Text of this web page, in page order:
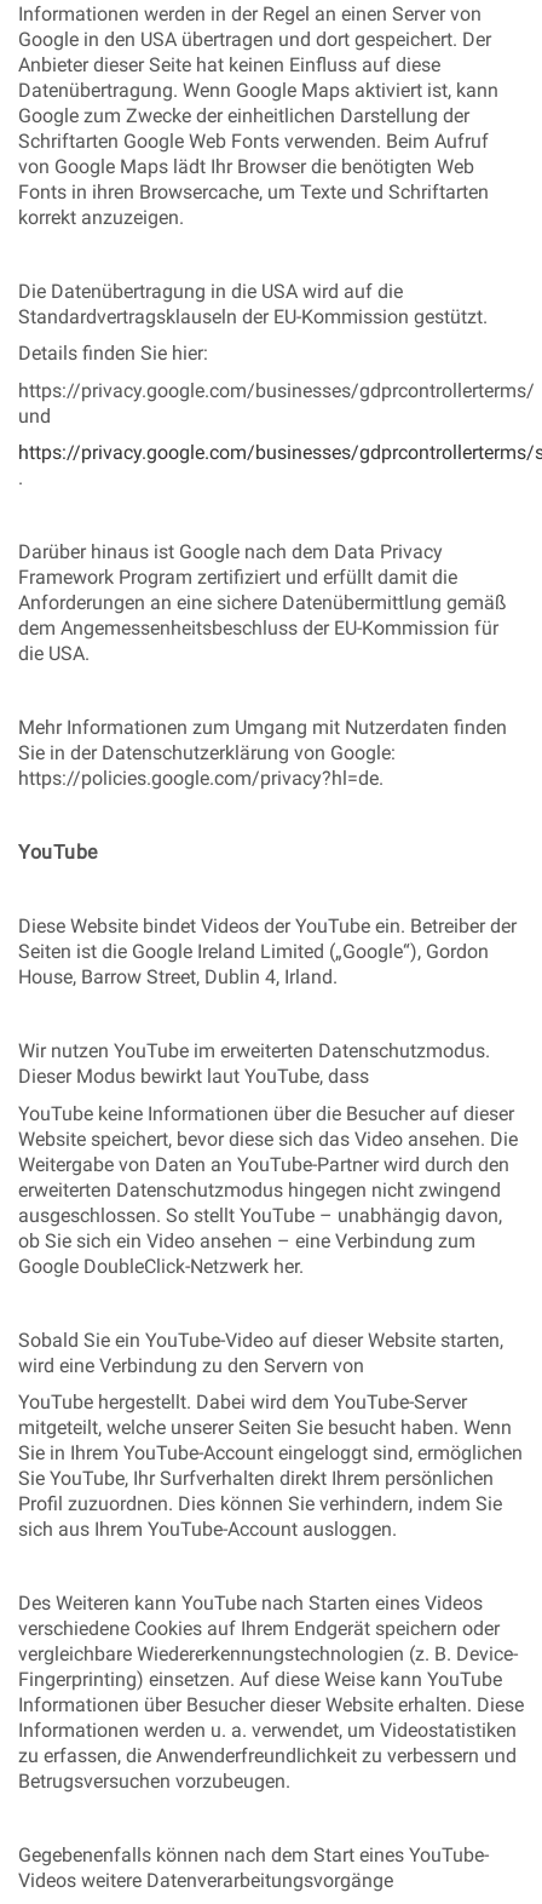
Informationen werden in der Regel an einen Server von
Google in den USA übertragen und dort gespeichert. Der
Anbieter dieser Seite hat keinen Einfluss auf diese
Datenübertragung. Wenn Google Maps aktiviert ist, kann
Google zum Zwecke der einheitlichen Darstellung der
Schriftarten Google Web Fonts verwenden. Beim Aufruf
von Google Maps lädt Ihr Browser die benötigten Web
Fonts in ihren Browsercache, um Texte und Schriftarten
korrekt anzuzeigen.
Die Datenübertragung in die USA wird auf die
Standardvertragsklauseln der EU-Kommission gestützt.
Details finden Sie hier:
https://privacy.google.com/businesses/gdprcontrollerterms/
und
https://privacy.google.com/businesses/gdprcontrollerterms/
.
Darüber hinaus ist Google nach dem Data Privacy
Framework Program zertifiziert und erfüllt damit die
Anforderungen an eine sichere Datenübermittlung gemäß
dem Angemessenheitsbeschluss der EU-Kommission für
die USA.
Mehr Informationen zum Umgang mit Nutzerdaten finden
Sie in der Datenschutzerklärung von Google:
https://policies.google.com/privacy?hl=de.
YouTube
Diese Website bindet Videos der YouTube ein. Betreiber der
Seiten ist die Google Ireland Limited („Google“), Gordon
House, Barrow Street, Dublin 4, Irland.
Wir nutzen YouTube im erweiterten Datenschutzmodus.
Dieser Modus bewirkt laut YouTube, dass
YouTube keine Informationen über die Besucher auf dieser
Website speichert, bevor diese sich das Video ansehen. Die
Weitergabe von Daten an YouTube-Partner wird durch den
erweiterten Datenschutzmodus hingegen nicht zwingend
ausgeschlossen. So stellt YouTube – unabhängig davon,
ob Sie sich ein Video ansehen – eine Verbindung zum
Google DoubleClick-Netzwerk her.
Sobald Sie ein YouTube-Video auf dieser Website starten,
wird eine Verbindung zu den Servern von
YouTube hergestellt. Dabei wird dem YouTube-Server
mitgeteilt, welche unserer Seiten Sie besucht haben. Wenn
Sie in Ihrem YouTube-Account eingeloggt sind, ermöglichen
Sie YouTube, Ihr Surfverhalten direkt Ihrem persönlichen
Profil zuzuordnen. Dies können Sie verhindern, indem Sie
sich aus Ihrem YouTube-Account ausloggen.
Des Weiteren kann YouTube nach Starten eines Videos
verschiedene Cookies auf Ihrem Endgerät speichern oder
vergleichbare Wiedererkennungstechnologien (z. B. Device-
Fingerprinting) einsetzen. Auf diese Weise kann YouTube
Informationen über Besucher dieser Website erhalten. Diese
Informationen werden u. a. verwendet, um Videostatistiken
zu erfassen, die Anwenderfreundlichkeit zu verbessern und
Betrugsversuchen vorzubeugen.
Gegebenenfalls können nach dem Start eines YouTube-
Videos weitere Datenverarbeitungsvorgänge